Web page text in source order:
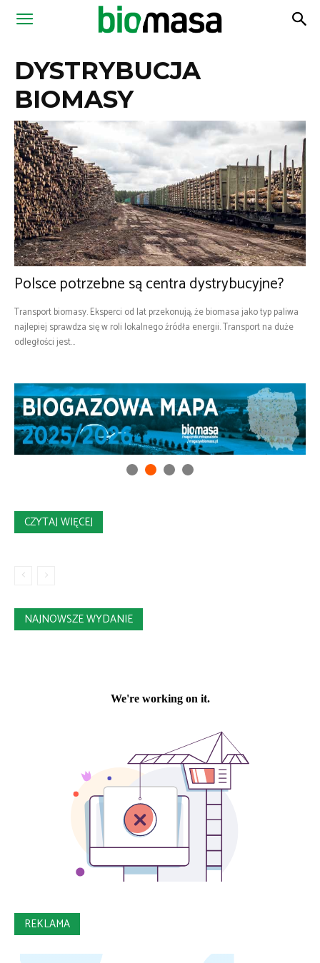
Magazyn
DYSTRYBUCJA
BIOMASY
Polsce potrzebne są centra dystrybucyjne?
Transport biomasy. Eksperci od lat przekonują, że biomasa jako typ paliwa
najlepiej sprawdza się w roli lokalnego źródła energii. Transport na duże
odległości jest...
CZYTAJ WIĘCEJ
NAJNOWSZE WYDANIE
REKLAMA